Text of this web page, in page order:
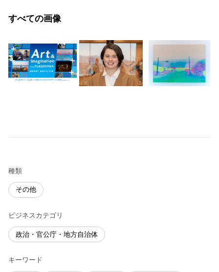
すべての画像
種類
その他
ビジネスカテゴリ
政治・官公庁・地方自治体
キーワード